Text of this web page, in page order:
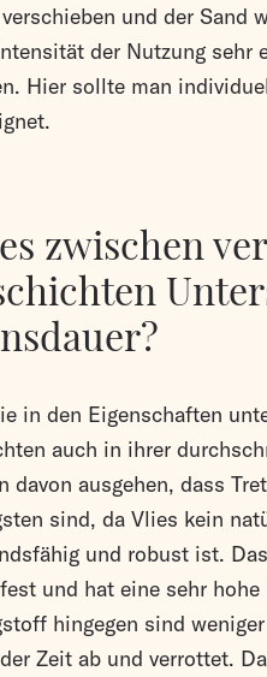
und der Sand
der Nutzung sehr
Hier sollte man
zwischen
in den Eigenschaften
auch in ihrer
davon ausgehen, dass
sind, da Vlies kein
und robust ist.
und hat eine sehr
hingegen sind
Zeit ab und verrottet.